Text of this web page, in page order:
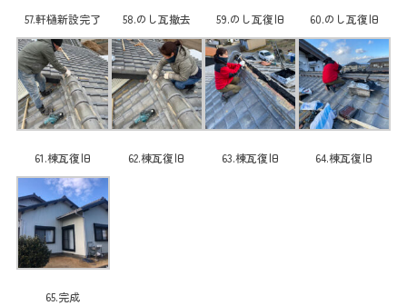
57.軒樋新設完了 58.のし瓦撤去 59.のし瓦復旧 60.のし瓦復旧
61.棟瓦復旧 62.棟瓦復旧 63.棟瓦復旧 64.棟瓦復旧
65.完成